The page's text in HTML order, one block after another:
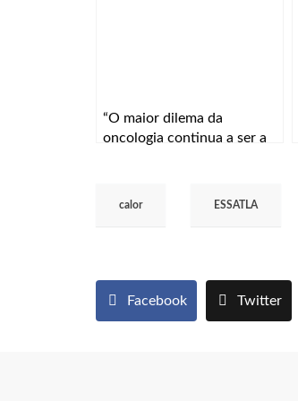
“O maior dilema da
oncologia continua a ser a
calor ESSATLA
Facebook Twitter